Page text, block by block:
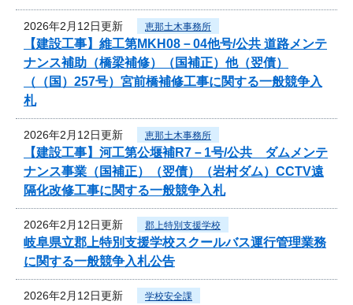
2026年2月12日更新 恵那土木事務所
【建設工事】維工第MKH08－04他号/公共 道路メンテ
ナンス補助（橋梁補修）（国補正）他（翌債）
（（国）257号）宮前橋補修工事に関する一般競争入
札
2026年2月12日更新 恵那土木事務所
【建設工事】河工第公堰補R7－1号/公共 ダムメンテ
ナンス事業（国補正）（翌債）（岩村ダム）CCTV遠
隔化改修工事に関する一般競争入札
2026年2月12日更新 郡上特別支援学校
岐阜県立郡上特別支援学校スクールバス運行管理業務
に関する一般競争入札公告
2026年2月12日更新 学校安全課